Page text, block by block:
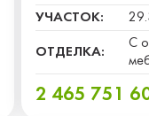
УЧАСТОК:
ОТДЕЛКА:
С
2 465 751